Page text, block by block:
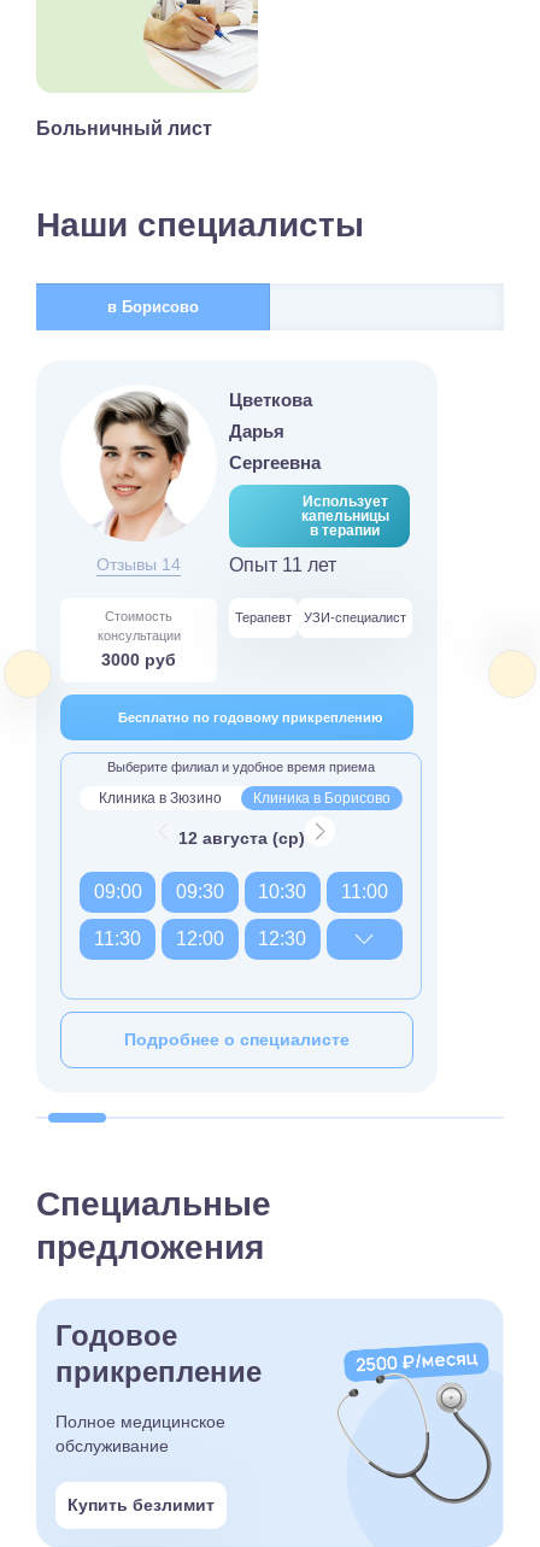
Больничный лист
Наши специалисты
в Борисово
Отзывы 14
Цветкова
Дарья
Сергеевна
Использует
капельницы
в терапии
Опыт 11 лет
Стоимость
консультации
3000 руб
Терапевт УЗИ-специалист
Бесплатно по годовому прикреплению
Выберите филиал и удобное время приема
Клиника в Зюзино Клиника в Борисово
12 августа (ср)
09:00 09:30 10:30 11:00
11:30 12:00 12:30
Подробнее о специалисте
Специальные
предложения
Годовое
прикрепление
Полное медицинское
обслуживание
Купить безлимит